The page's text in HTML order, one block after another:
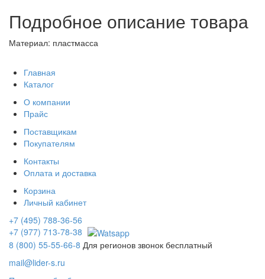
Подробное описание товара
Материал: пластмасса
Главная
Каталог
О компании
Прайс
Поставщикам
Покупателям
Контакты
Оплата и доставка
Корзина
Личный кабинет
+7 (495) 788-36-56
+7 (977) 713-78-38
8 (800) 55-55-66-8 Для регионов звонок бесплатный
mail@lider-s.ru